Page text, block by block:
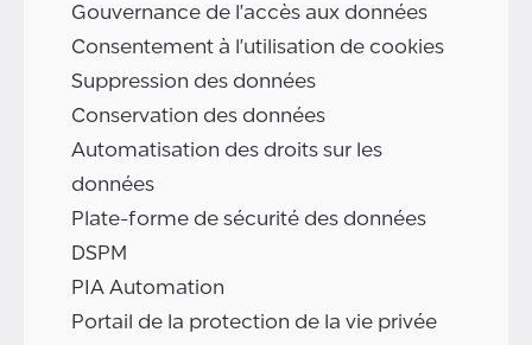
Gouvernance de l'accès aux données
Consentement à l'utilisation de cookies
Suppression des données
Conservation des données
Automatisation des droits sur les
données
Plate-forme de sécurité des données
DSPM
PIA Automation
Portail de la protection de la vie privée